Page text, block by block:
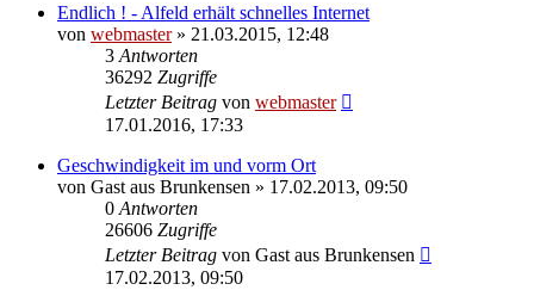
Endlich ! - Alfeld erhält schnelles Internet
von webmaster» 21.03.2015, 12:48
3 Antworten
36292 Zugriffe
Letzter Beitrag von webmaster
17.01.2016, 17:33
Geschwindigkeit im und vorm Ort
von Gast aus Brunkensen » 17.02.2013, 09:50
0 Antworten
26606 Zugriffe
Letzter Beitrag von Gast aus Brunkensen
17.02.2013, 09:50